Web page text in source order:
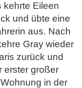
kehrte Eileen
und übte eine
aus. Nach
Gray wieder
zurück und
erster großer
in der